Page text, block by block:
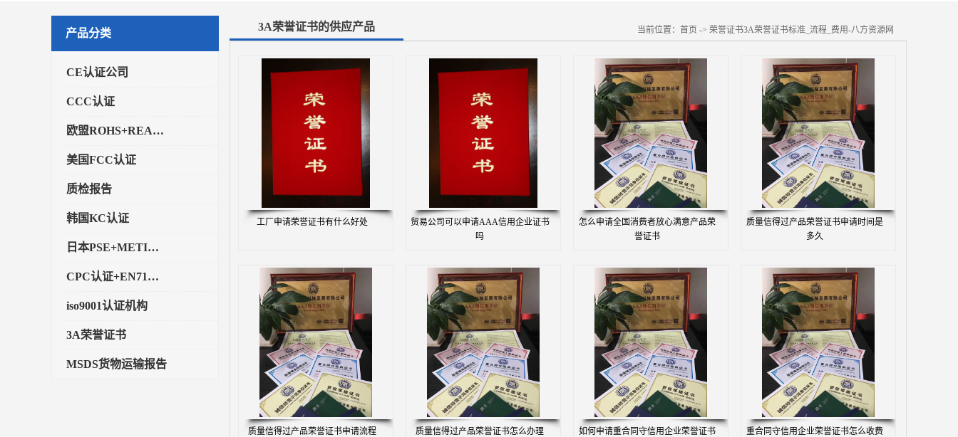
产品分类
CE认证公司
CCC认证
欧盟ROHS+REACH认证
美国FCC认证
质检报告
韩国KC认证
日本PSE+METI备案
CPC认证+EN71玩具认证
iso9001认证机构
3A荣誉证书
MSDS货物运输报告
3A荣誉证书的供应产品 当前位置： 首页 -> 荣誉证书3A荣誉证书标准_流程_费用-八方资源网
工厂申请荣誉证书有什么好处
贸易公司可以申请AAA信用企业证书
吗
怎么申请全国消费者放心满意产品荣
誉证书
质量信得过产品荣誉证书申请时间是
多久
质量信得过产品荣誉证书申请流程 质量信得过产品荣誉证书怎么办理 如何申请重合同守信用企业荣誉证书 重合同守信用企业荣誉证书怎么收费